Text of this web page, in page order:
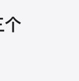
个